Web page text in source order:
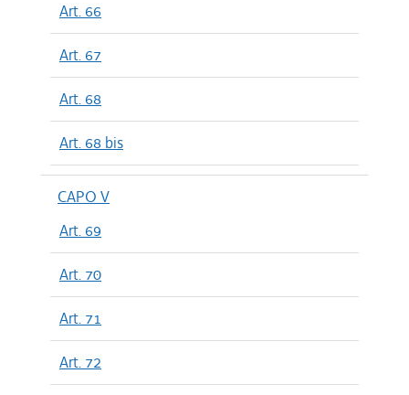
Art. 66
Art. 67
Art. 68
Art. 68 bis
CAPO V
Art. 69
Art. 70
Art. 71
Art. 72